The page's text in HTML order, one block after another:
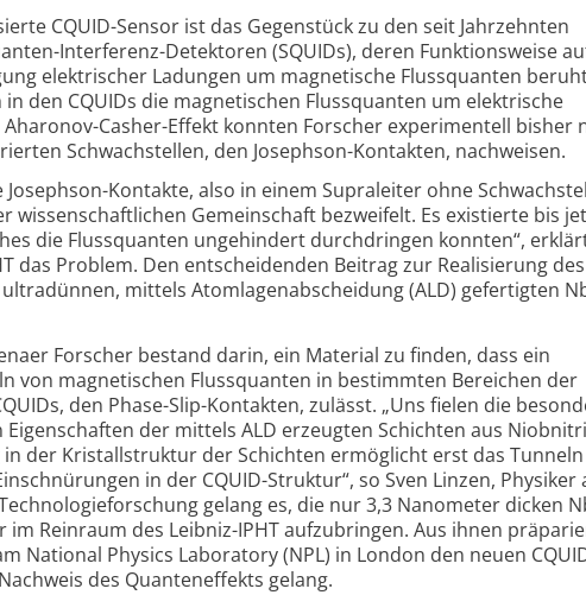
CQUID-Sensor ist das Gegen­stück zu den seit Jahr­zehnten
Interferenz-Detektoren (SQUIDs), deren Funktions­weise
elektrischer Ladungen um magnetische Fluss­quanten
den CQUIDs die magnetischen Fluss­quanten um elektrische
Casher-Effekt konnten Forscher experimentell bisher
Schwach­stellen, den Josephson-Kontakten, nachweisen.
Kontakte, also in einem Supra­leiter ohne
wissenschaftlichen Gemein­schaft bezweifelt. Es existierte bis
die Fluss­quanten ungehindert durch­dringen konnten“,
das Problem. Den entscheidenden Beitrag zur Realisierung des
mittels Atom­lagen­abscheidung (ALD) gefertigten
Forscher bestand darin, ein Material zu finden, dass ein
von magnetischen Fluss­quanten in bestimmten Bereichen der
den Phase-Slip-Kontakten, zulässt. „Uns fielen die
der mittels ALD erzeugten Schichten aus
der Kristall­struktur der Schichten ermöglicht erst das
in der CQUID-Struktur“, so Sven Linzen, Physiker
gelang es, die nur 3,3 Nanometer dicken
im Rein­raum des Leibniz-IPHT aufzubringen. Aus ihnen
National Physics Laboratory (NPL) in London den neuen
des Quanten­effekts gelang.